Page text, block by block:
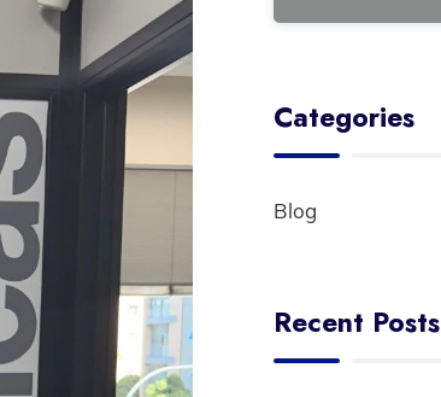
Categories
Blog
Recent Posts